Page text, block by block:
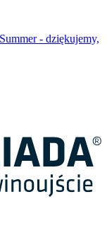
- dziękujemy,